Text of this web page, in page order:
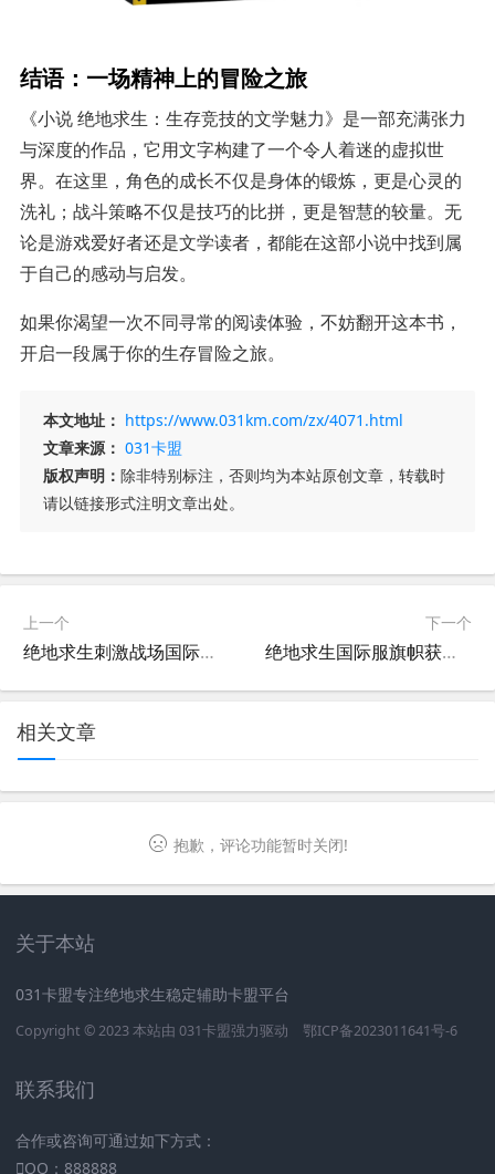
结语：一场精神上的冒险之旅
《小说 绝地求生：生存竞技的文学魅力》是一部充满张力
与深度的作品，它用文字构建了一个令人着迷的虚拟世
界。在这里，角色的成长不仅是身体的锻炼，更是心灵的
洗礼；战斗策略不仅是技巧的比拼，更是智慧的较量。无
论是游戏爱好者还是文学读者，都能在这部小说中找到属
于自己的感动与启发。
如果你渴望一次不同寻常的阅读体验，不妨翻开这本书，
开启一段属于你的生存冒险之旅。
本文地址： https://www.031km.com/zx/4071.html
文章来源： 031卡盟
版权声明： 除非特别标注，否则均为本站原创文章，转载时
请以链接形式注明文章出处。
上一个
绝地求生刺激战场国际服全解析-绝地求生刺激战场国际服玩法与下载指南
下一个
绝地求生国际服旗帜获取与使用指南-绝地求生国际服旗帜如何获得和更换
相关文章
抱歉，评论功能暂时关闭!
关于本站
031卡盟专注绝地求生稳定辅助卡盟平台
Copyright © 2023 本站由 031卡盟强力驱动 鄂ICP备2023011641号-6
联系我们
合作或咨询可通过如下方式：
QQ：888888